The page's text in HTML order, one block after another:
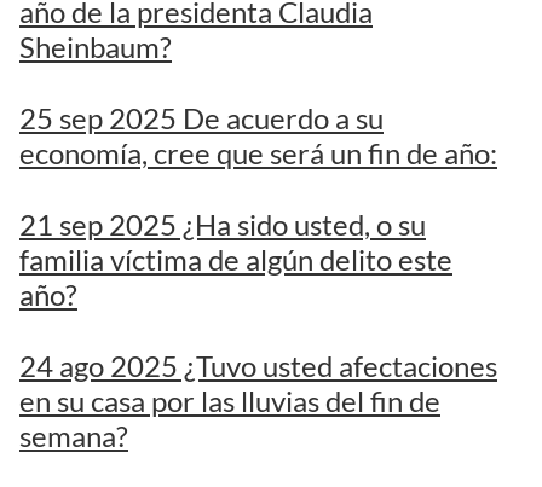
año de la presidenta Claudia
Sheinbaum?
25 sep 2025 De acuerdo a su
economía, cree que será un fin de año:
21 sep 2025 ¿Ha sido usted, o su
familia víctima de algún delito este
año?
24 ago 2025 ¿Tuvo usted afectaciones
en su casa por las lluvias del fin de
semana?